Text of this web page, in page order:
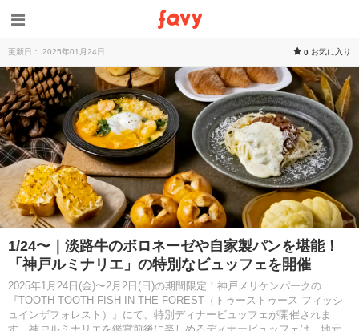
更新日： 2025年01月24日 0 お気に入り
1/24〜｜淡路牛のボロネーゼや自家製パンを堪能！
「神戸ルミナリエ」の特別なビュッフェを開催
2025年1月24日(金)〜2月2日(日)の期間限定！神戸メリケンパークの
『TOOTH TOOTH FISH IN THE FOREST（トゥーストゥース フィッシ
ュインザフォレスト）』にて、特別ディナービュッフェが開催されま